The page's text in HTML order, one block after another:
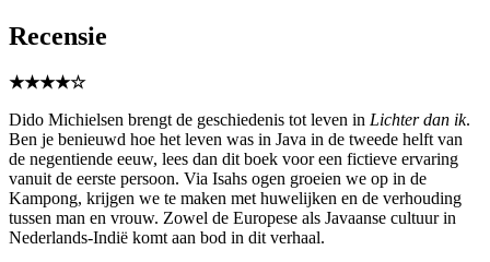
Recensie
★★★★☆
Dido Michielsen brengt de geschiedenis tot leven in Lichter dan ik.
Ben je benieuwd hoe het leven was in Java in de tweede helft van
de negentiende eeuw, lees dan dit boek voor een fictieve ervaring
vanuit de eerste persoon. Via Isahs ogen groeien we op in de
Kampong, krijgen we te maken met huwelijken en de verhouding
tussen man en vrouw. Zowel de Europese als Javaanse cultuur in
Nederlands-Indië komt aan bod in dit verhaal.